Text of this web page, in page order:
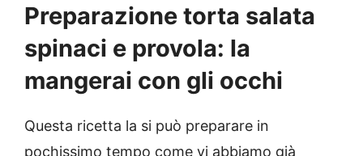
Preparazione torta salata
spinaci e provola: la
mangerai con gli occhi
Questa ricetta la si può preparare in
pochissimo tempo come vi abbiamo già